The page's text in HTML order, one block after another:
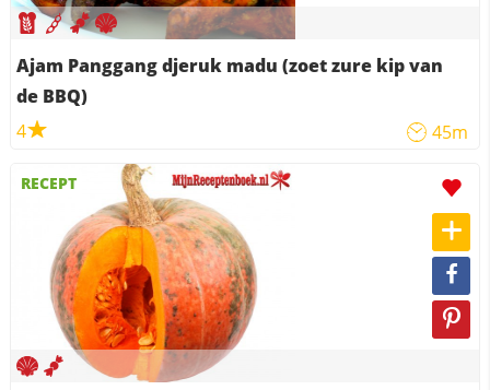
Ajam Panggang djeruk madu (zoet zure kip van
de BBQ)
4
45m
RECEPT